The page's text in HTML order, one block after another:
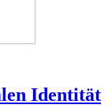
Identität